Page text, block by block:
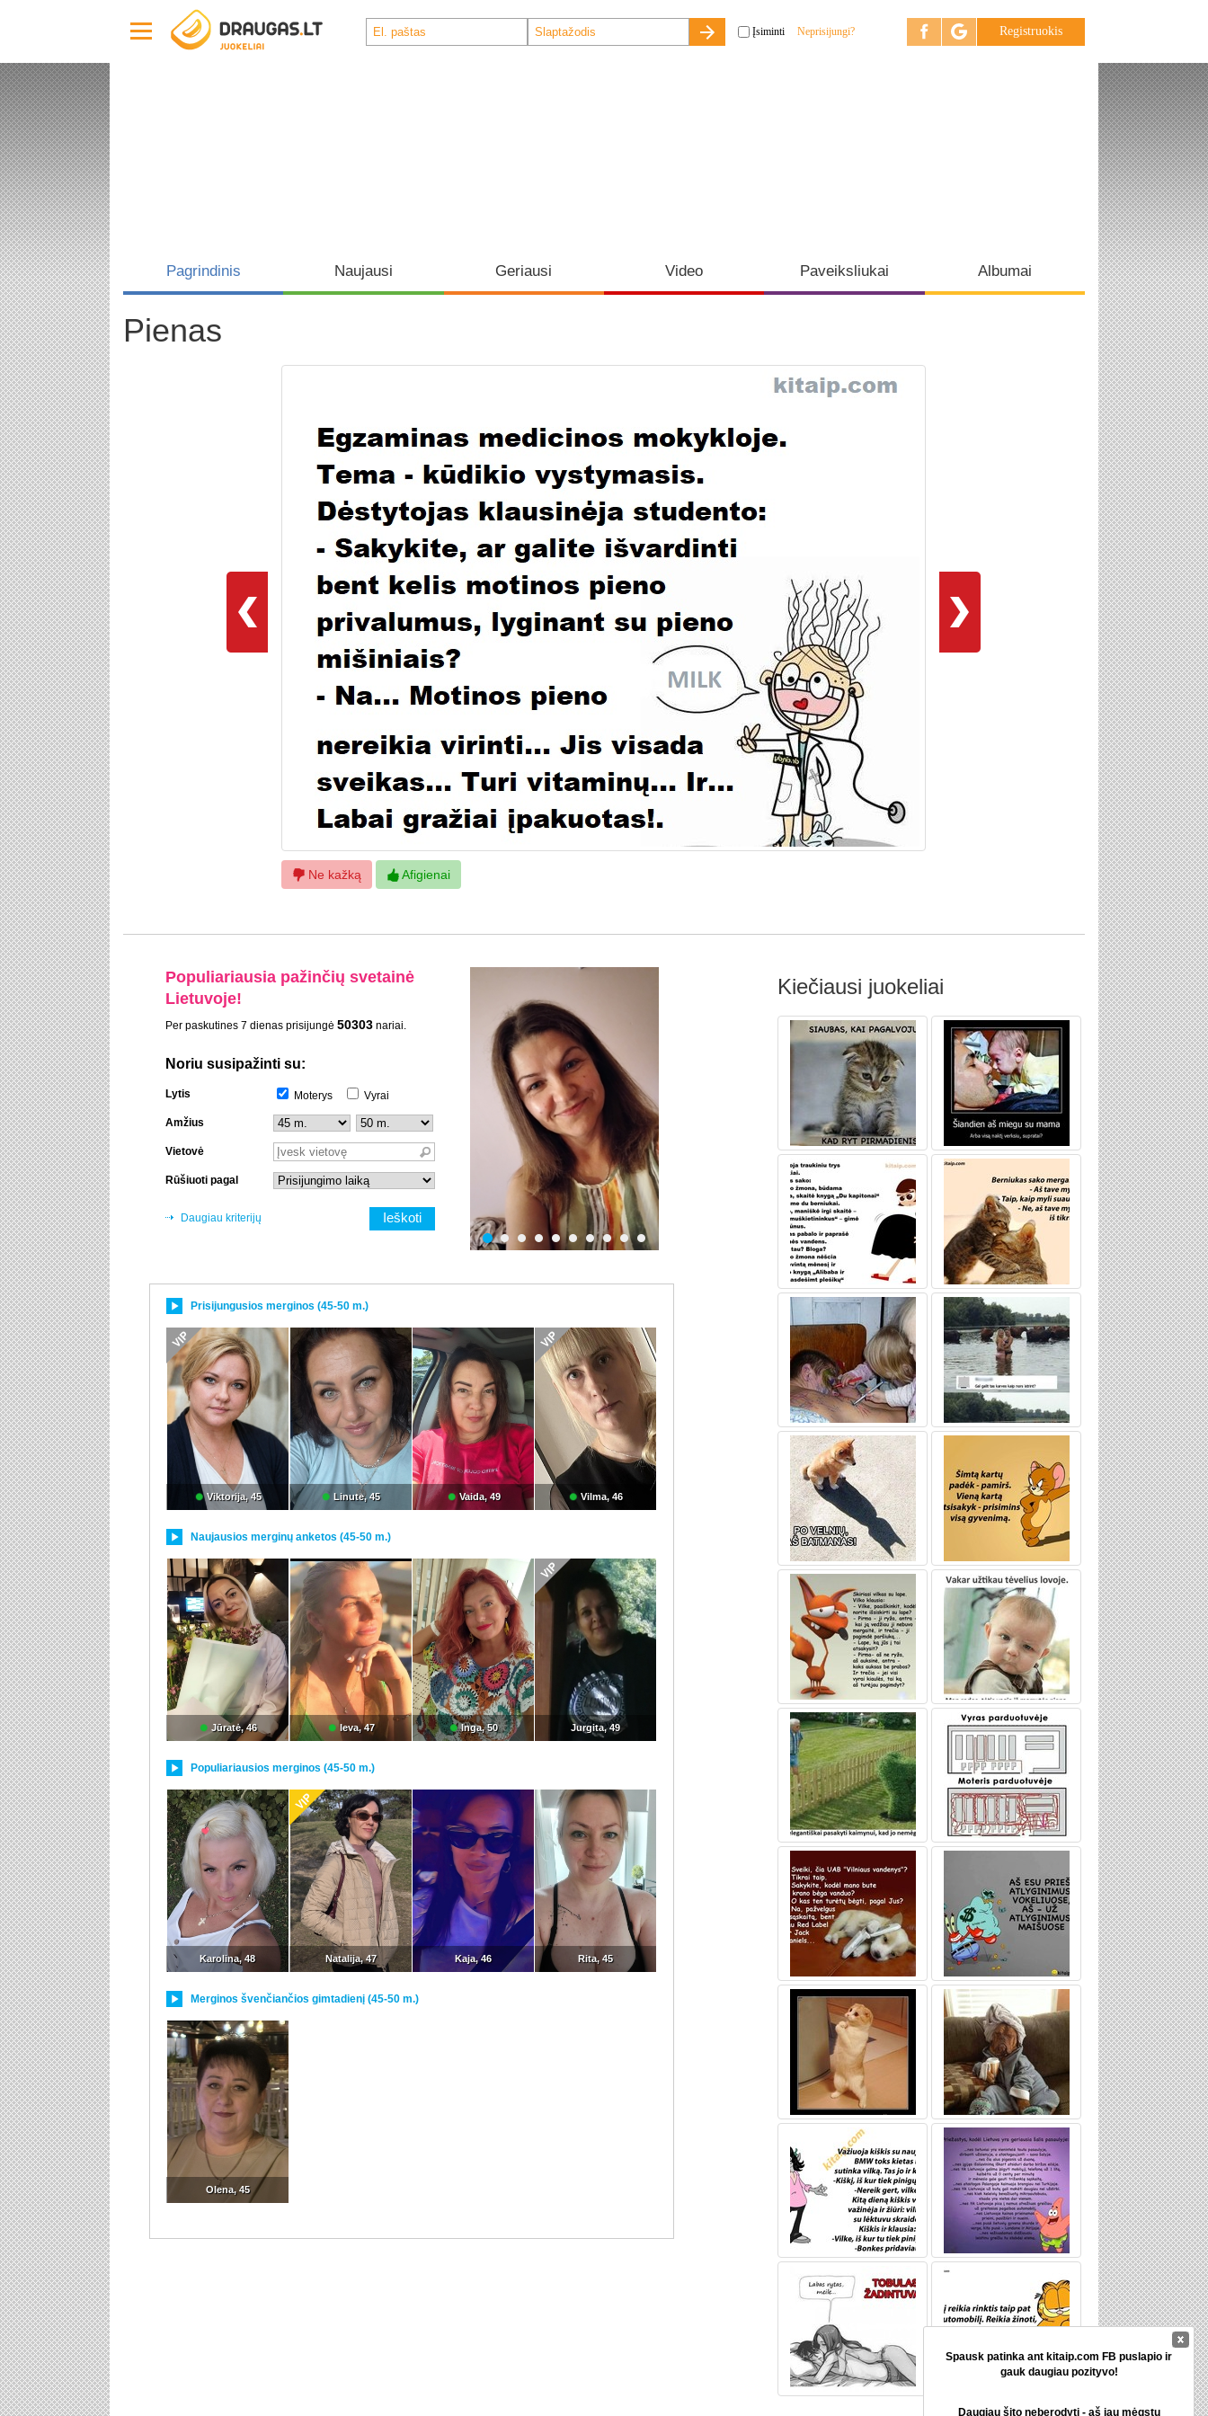
Įsiminti Neprisijungi? Registruokis
Pagrindinis Naujausi Geriausi Video Paveiksliukai Albumai
Pienas
Ne kažką Afigienai
Kiečiausi juokeliai
Spausk patinka ant kitaip.com FB puslapio ir
gauk daugiau pozityvo!
Daugiau šito neberodyti- aš jau mėgstu